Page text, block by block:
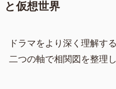
と仮想世界
ドラマをより深く理解す
二つの軸で相関図を整理